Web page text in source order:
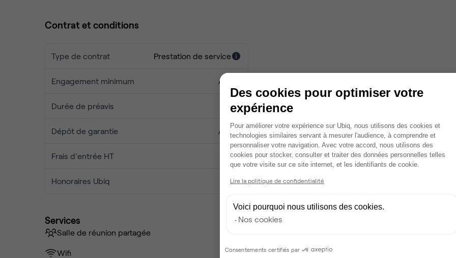
Contrat et conditions
Type de contrat Prestation de service
Engagement minimum Aucun
Durée de préavis 1 mois
Dépôt de garantie Aucun
Frais d'entrée HT 0 €
Honoraires Ubiq 0 €
Services
Salle de réunion partagée
Wifi Espace d'attente
Des cookies pour optimiser votre
expérience
Plateforme de Gestion du
Pour améliorer votre expérience sur Ubiq, nous utilisons des cookies et
technologies similaires servant à mesurer l'audience, à comprendre et
personnaliser votre navigation. Avec votre accord, nous utilisons des
cookies pour stocker, consulter et traiter des données personnelles telles
que votre visite sur ce site internet, et les identifiants de cookie.
Lire la politique de confidentialité
Voici pourquoi nous utilisons des cookies.
Nos cookies
Consentements certifiés par
Axeptio consent